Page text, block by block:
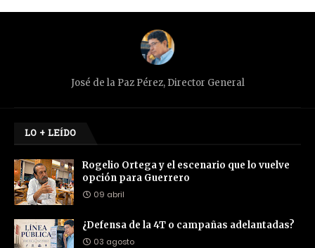
José de la Paz Pérez, Director General
LO + LEÍDO
Rogelio Ortega y el escenario que lo vuelve
opción para Guerrero
09 abril
¿Defensa de la 4T o campañas adelantadas?
03 agosto